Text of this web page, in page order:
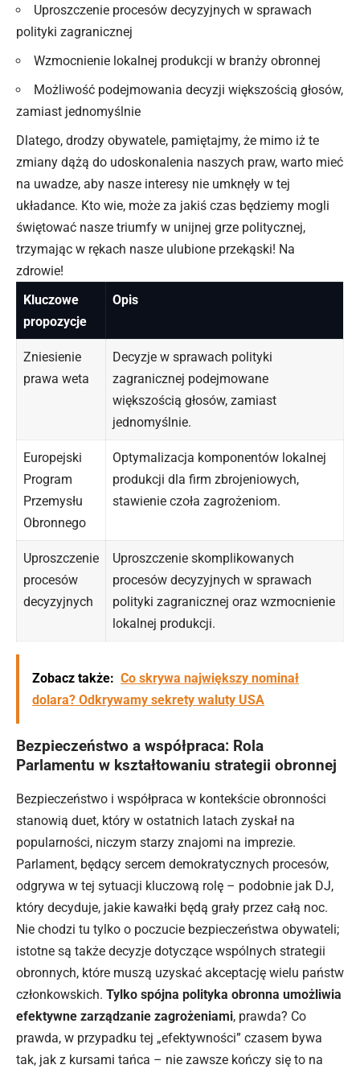
Uproszczenie procesów decyzyjnych w sprawach
polityki zagranicznej
Wzmocnienie lokalnej produkcji w branży obronnej
Możliwość podejmowania decyzji większością głosów,
zamiast jednomyślnie
Dlatego, drodzy obywatele, pamiętajmy, że mimo iż te
zmiany dążą do udoskonalenia naszych praw, warto mieć
na uwadze, aby nasze interesy nie umknęły w tej
układance. Kto wie, może za jakiś czas będziemy mogli
świętować nasze triumfy w unijnej grze politycznej,
trzymając w rękach nasze ulubione przekąski! Na
zdrowie!
Kluczowe
propozycje
Opis
Zniesienie
prawa weta
Decyzje w sprawach polityki
zagranicznej podejmowane
większością głosów, zamiast
jednomyślnie.
Europejski
Program
Przemysłu
Obronnego
Optymalizacja komponentów lokalnej
produkcji dla firm zbrojeniowych,
stawienie czoła zagrożeniom.
Uproszczenie
procesów
decyzyjnych
Uproszczenie skomplikowanych
procesów decyzyjnych w sprawach
polityki zagranicznej oraz wzmocnienie
lokalnej produkcji.
Zobacz także: Co skrywa największy nominał
dolara? Odkrywamy sekrety waluty USA
Bezpieczeństwo a współpraca: Rola
Parlamentu w kształtowaniu strategii obronnej
Bezpieczeństwo i współpraca w kontekście obronności
stanowią duet, który w ostatnich latach zyskał na
popularności, niczym starzy znajomi na imprezie.
Parlament, będący sercem demokratycznych procesów,
odgrywa w tej sytuacji kluczową rolę – podobnie jak DJ,
który decyduje, jakie kawałki będą grały przez całą noc.
Nie chodzi tu tylko o poczucie bezpieczeństwa obywateli;
istotne są także decyzje dotyczące wspólnych strategii
obronnych, które muszą uzyskać akceptację wielu państw
członkowskich. Tylko spójna polityka obronna umożliwia
efektywne zarządzanie zagrożeniami, prawda? Co
prawda, w przypadku tej „efektywności” czasem bywa
tak, jak z kursami tańca – nie zawsze kończy się to na